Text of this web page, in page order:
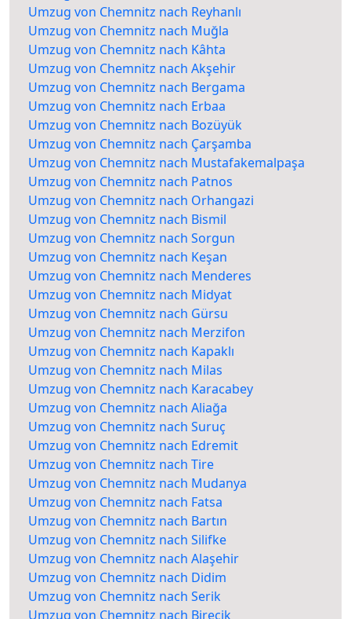
Umzug von Chemnitz nach Reyhanlı
Umzug von Chemnitz nach Muğla
Umzug von Chemnitz nach Kâhta
Umzug von Chemnitz nach Akşehir
Umzug von Chemnitz nach Bergama
Umzug von Chemnitz nach Erbaa
Umzug von Chemnitz nach Bozüyük
Umzug von Chemnitz nach Çarşamba
Umzug von Chemnitz nach Mustafakemalpaşa
Umzug von Chemnitz nach Patnos
Umzug von Chemnitz nach Orhangazi
Umzug von Chemnitz nach Bismil
Umzug von Chemnitz nach Sorgun
Umzug von Chemnitz nach Keşan
Umzug von Chemnitz nach Menderes
Umzug von Chemnitz nach Midyat
Umzug von Chemnitz nach Gürsu
Umzug von Chemnitz nach Merzifon
Umzug von Chemnitz nach Kapaklı
Umzug von Chemnitz nach Milas
Umzug von Chemnitz nach Karacabey
Umzug von Chemnitz nach Aliağa
Umzug von Chemnitz nach Suruç
Umzug von Chemnitz nach Edremit
Umzug von Chemnitz nach Tire
Umzug von Chemnitz nach Mudanya
Umzug von Chemnitz nach Fatsa
Umzug von Chemnitz nach Bartın
Umzug von Chemnitz nach Silifke
Umzug von Chemnitz nach Alaşehir
Umzug von Chemnitz nach Didim
Umzug von Chemnitz nach Serik
Umzug von Chemnitz nach Birecik